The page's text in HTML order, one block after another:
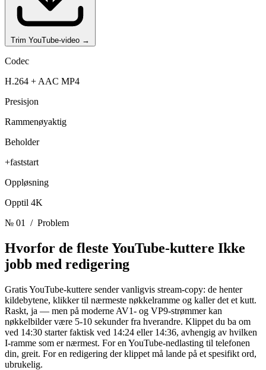
Trim YouTube-video →
Codec
H.264 + AAC MP4
Presisjon
Rammenøyaktig
Beholder
+faststart
Oppløsning
Opptil 4K
№ 01
/ Problem
Hvorfor de fleste YouTube-kuttere Ikke
jobb med redigering
Gratis YouTube-kuttere sender vanligvis stream-copy: de henter
kildebytene, klikker til nærmeste nøkkelramme og kaller det et kutt.
Raskt, ja — men på moderne AV1- og VP9-strømmer kan
nøkkelbilder være 5-10 sekunder fra hverandre. Klippet du ba om
ved 14:30 starter faktisk ved 14:24 eller 14:36, avhengig av hvilken
I-ramme som er nærmest. For en YouTube-nedlasting til telefonen
din, greit. For en redigering der klippet må lande på et spesifikt ord,
ubrukelig.